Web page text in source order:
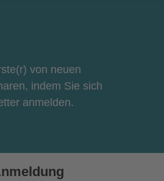
von neuen
indem Sie sich
anmelden.